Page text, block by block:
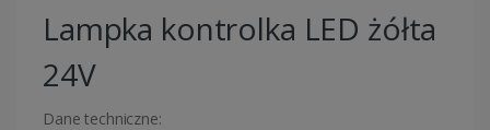
Lampka kontrolka LED żółta
24V
Dane techniczne: